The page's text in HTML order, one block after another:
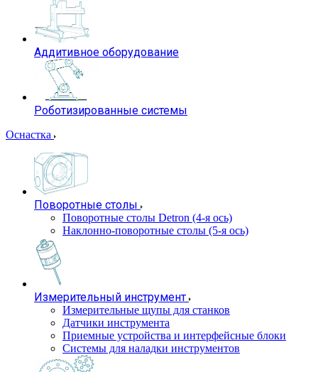
Аддитивное оборудование
Роботизированные системы
Оснастка
Поворотные столы
Поворотные столы Detron (4-я ось)
Наклонно-поворотные столы (5-я ось)
Измерительный инструмент
Измерительные щупы для станков
Датчики инструмента
Приемные устройства и интерфейсные блоки
Системы для наладки инструментов